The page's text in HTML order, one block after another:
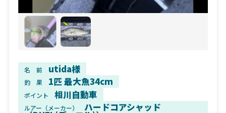
名 前 utida様
釣 果 1匹 最大魚34cm
ポイント 相川自動車
ルアー（メーカー） ハードコアシャッド